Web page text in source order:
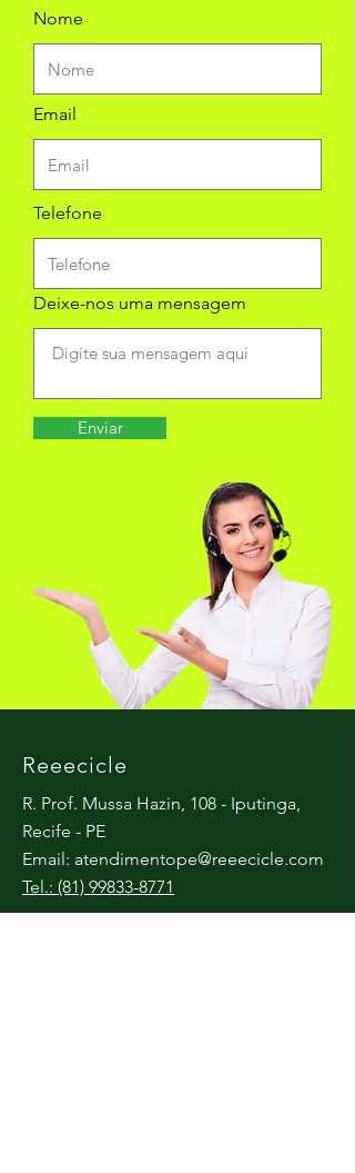
Nome
Email
Telefone
Deixe-nos uma mensagem
Enviar
Reeecicle
R. Prof. Mussa Hazin, 108 - Iputinga,
Recife - PE
Email: atendimentope@reeecicle.com
Tel.: (81) 99833-8771